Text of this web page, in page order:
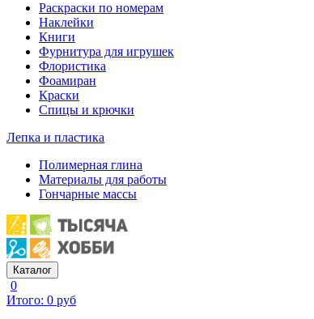
Раскраски по номерам
Наклейки
Книги
Фурнитура для игрушек
Флористика
Фоамиран
Краски
Спицы и крючки
Лепка и пластика
Полимерная глина
Материалы для работы
Гончарные массы
Каталог
0
Итого: 0 руб